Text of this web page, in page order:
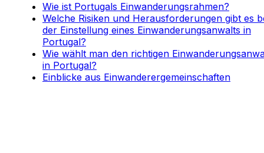
Wie ist Portugals Einwanderungsrahmen?
Welche Risiken und Herausforderungen gibt es
der Einstellung eines Einwanderungsanwalts in
Portugal?
Wie wählt man den richtigen
in Portugal?
Einblicke aus Einwanderergemeinschaften